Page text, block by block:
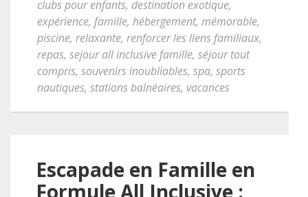
clubs pour enfants, destination exotique,
expérience, famille, hébergement, mémorable,
piscine, relaxante, renforcer les liens familiaux,
repas, sejour all inclusive famille, séjour tout
compris, souvenirs inoubliables, spa, sports
nautiques, stations balnéaires, vacances
Escapade en Famille en
Formule All Inclusive :